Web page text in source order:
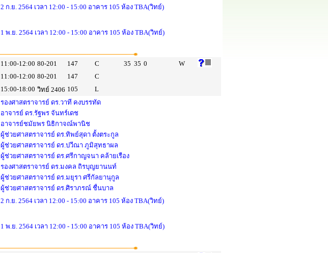
2 ก.ย. 2564 เวลา 12:00 - 15:00 อาคาร 105 ห้อง TBA(วิทย์)
1 พ.ย. 2564 เวลา 12:00 - 15:00 อาคาร 105 ห้อง TBA(วิทย์)
11:00-12:00 80-201 147 C 35 35 0
W
11:00-12:00 80-201 147
C
15:00-18:00 วิทย์ 2406 105
L
รองศาสตราจารย์ ดร.วาที คงบรรทัด
อาจารย์ ดร.รัฐพร จันทร์เดช
อาจารย์ชมัยพร นิธิกาจณ์พานิช
ผู้ช่วยศาสตราจารย์ ดร.ทิพย์สุดา ตั้งตระกูล
ผู้ช่วยศาสตราจารย์ ดร.ปวีณา ภูมิสุทธาผล
ผู้ช่วยศาสตราจารย์ ดร.ศรีกาญจนา คล้ายเรือง
รองศาสตราจารย์ ดร.มงคล ถิรบุญยานนท์
ผู้ช่วยศาสตราจารย์ ดร.มยุรา ศรีกัลยานุกูล
ผู้ช่วยศาสตราจารย์ ดร.ศิราภรณ์ ชื่นบาล
2 ก.ย. 2564 เวลา 12:00 - 15:00 อาคาร 105 ห้อง TBA(วิทย์)
1 พ.ย. 2564 เวลา 12:00 - 15:00 อาคาร 105 ห้อง TBA(วิทย์)